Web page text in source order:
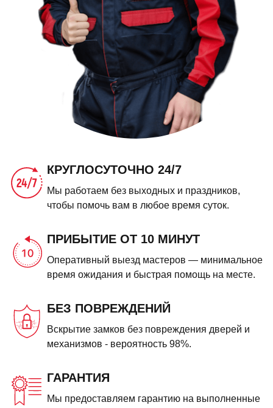
КРУГЛОСУТОЧНО 24/7
Мы работаем без выходных и праздников,
чтобы помочь вам в любое время суток.
ПРИБЫТИЕ ОТ 10 МИНУТ
Оперативный выезд мастеров — минимальное
время ожидания и быстрая помощь на месте.
БЕЗ ПОВРЕЖДЕНИЙ
Вскрытие замков без повреждения дверей и
механизмов - вероятность 98%.
ГАРАНТИЯ
Мы предоставляем гарантию на выполненные